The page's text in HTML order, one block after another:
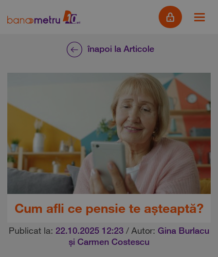
înapoi la Articole
Cum afli ce pensie te așteaptă?
Publicat la: 22.10.2025 12:23 / Autor: Gina Burlacu
și Carmen Costescu